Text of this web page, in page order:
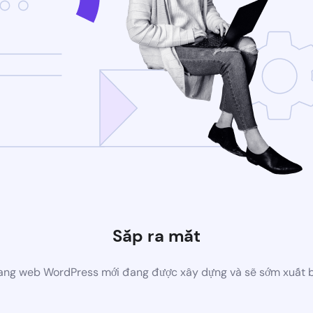
Sắp ra mắt
web WordPress mới đang được xây dựng và sẽ sớm xuất